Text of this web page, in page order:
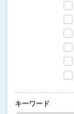
キーワード